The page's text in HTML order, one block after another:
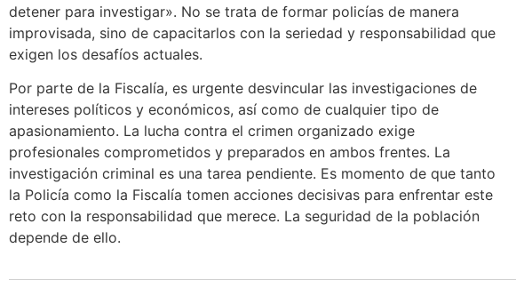
detener para investigar». No se trata de formar policías de manera
improvisada, sino de capacitarlos con la seriedad y responsabilidad que
exigen los desafíos actuales.
Por parte de la Fiscalía, es urgente desvincular las investigaciones de
intereses políticos y económicos, así como de cualquier tipo de
apasionamiento. La lucha contra el crimen organizado exige
profesionales comprometidos y preparados en ambos frentes. La
investigación criminal es una tarea pendiente. Es momento de que tanto
la Policía como la Fiscalía tomen acciones decisivas para enfrentar este
reto con la responsabilidad que merece. La seguridad de la población
depende de ello.